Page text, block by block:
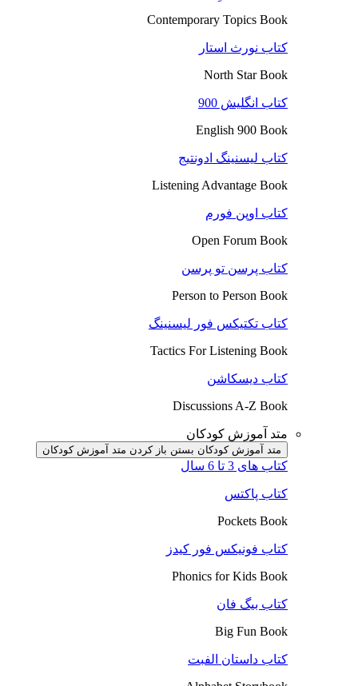
Contemporary Topics Book
کتاب نورث استار
North Star Book
کتاب انگلیش 900
English 900 Book
کتاب لیسنینگ ادونتیج
Listening Advantage Book
کتاب اوپن فورم
Open Forum Book
کتاب پرسن تو پرسن
Person to Person Book
کتاب تکتیکس فور لیسنینگ
Tactics For Listening Book
کتاب دیسکاشن
Discussions A-Z Book
متد آموزش کودکان
متد آموزش کودکان بستن باز کردن متد آموزش کودکان
کتاب های 3 تا 6 سال
کتاب پاکتس
Pockets Book
کتاب فونیکس فور کیدز
Phonics for Kids Book
کتاب بیگ فان
Big Fun Book
کتاب داستان الفبت